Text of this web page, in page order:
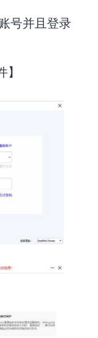
号并且登录
】